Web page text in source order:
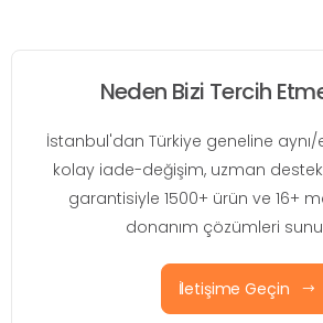
Neden Bizi Tercih
İstanbul'dan Türkiye geneline
kolay iade-değişim, uzman
garantisiyle 1500+ ürün ve 16+
donanım çözümleri
İletişime Geçin